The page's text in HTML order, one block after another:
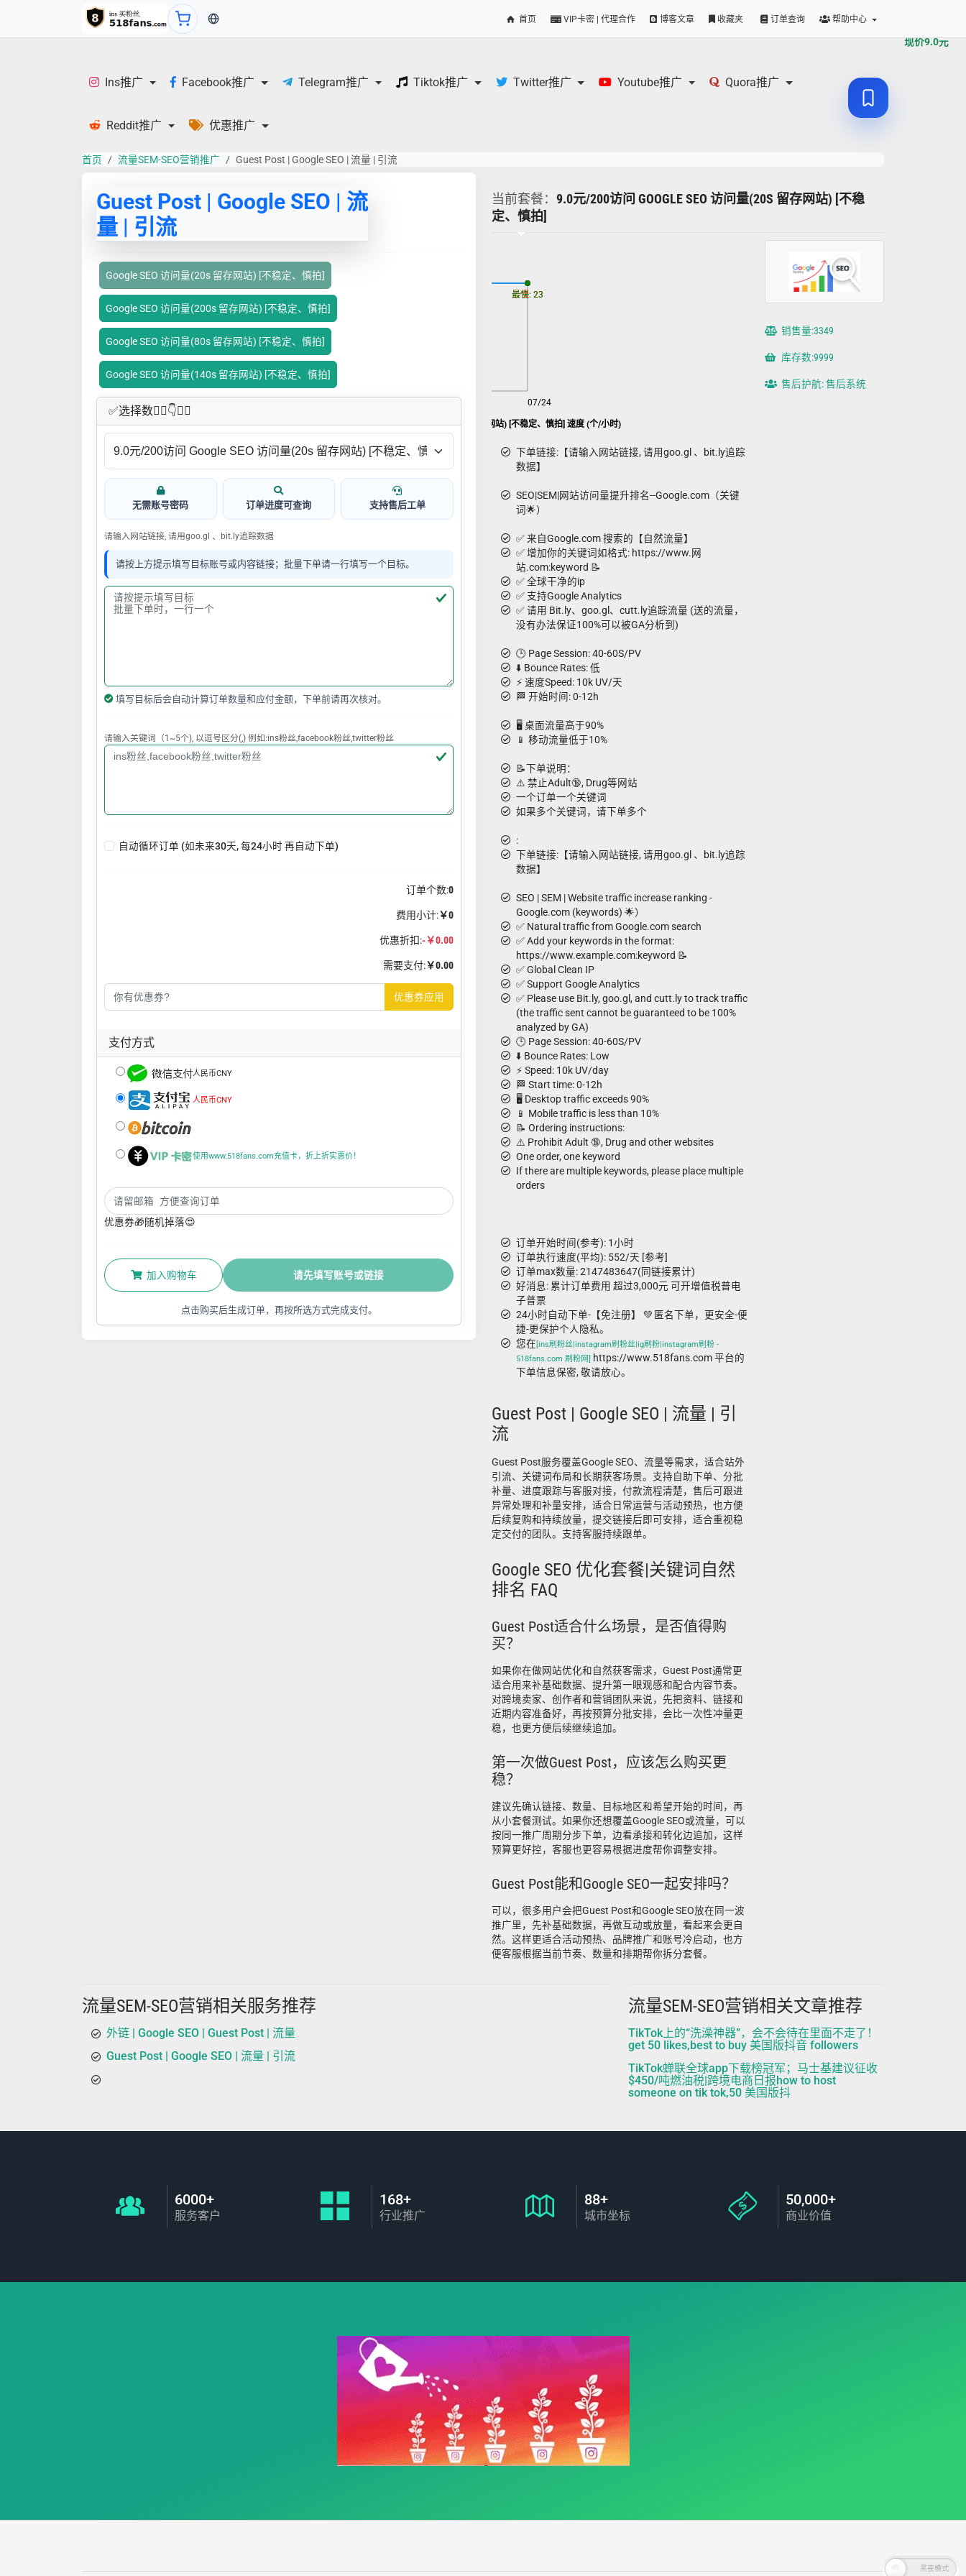
当前语言：中文 首页 VIP卡密 | 代理合作 博客文章 收藏夹 订单查询 帮助中心
Ins推广 Facebook推广 Telegram推广 Tiktok推广 Twitter推广 Youtube推广 Quora推广
Reddit推广 优惠推广
首页 流量SEM-SEO营销推广 Guest Post | Google SEO | 流量 | 引流
Guest Post | Google SEO | 流
量 | 引流
Google SEO 访问量(20s 留存网站) [不稳定、慎拍]
Google SEO 访问量(200s 留存网站) [不稳定、慎拍]
Google SEO 访问量(80s 留存网站) [不稳定、慎拍]
Google SEO 访问量(140s 留存网站) [不稳定、慎拍]
✅​选择数👇🏻​​👇👇🏻​​
无需账号密码 订单进度可查询 支持售后工单
请输入网站链接, 请用goo.gl 、bit.ly追踪数据
请按上方提示填写目标账号或内容链接；批量下单请一行填写一个目标。
填写目标后会自动计算订单数量和应付金额，下单前请再次核对。
请输入关键词（1~5个), 以逗号区分(,) 例如:ins粉丝,facebook粉丝,twitter粉丝
自动循环订单 (如未来30天, 每24小时 再自动下单)
订单个数:0
费用小计:￥0
优惠折扣:-￥0.00
需要支付:￥0.00
优惠券应用
支付方式
人民币CNY
人民币CNY
使用www.518fans.com充值卡，折上折实惠价！
优惠券🎁随机掉落😍
加入购物车 请先填写账号或链接
点击购买后生成订单，再按所选方式完成支付。
现价9.0元
当前套餐： 9.0元/200访问 GOOGLE SEO 访问量(20S 留存网站) [不稳
定、慎拍]
Google SEO 访问量(20s 留存网站) [不稳定、慎拍] 速度 (个/小时)
07/24
08/06
最慢: 23
最快: 23
下单链接:【请输入网站链接, 请用goo.gl 、bit.ly追踪
数据】
SEO|SEM|网站访问量提升排名--Google.com（关键
词🌟）
✅ 来自Google.com 搜索的【自然流量】
✅ 增加你的关键词如格式: https://www.网
站.com:keyword 📝
✅ 全球干净的ip
✅ 支持Google Analytics
✅ 请用 Bit.ly、goo.gl、cutt.ly追踪流量 (送的流量，
没有办法保证100%可以被GA分析到)
🕒 Page Session: 40-60S/PV
⬇️ Bounce Rates: 低
⚡️ 速度Speed: 10k UV/天
🏁 开始时间: 0-12h
🖥️ 桌面流量高于90%
📱 移动流量低于10%
📝下单说明：
⚠️ 禁止Adult🔞, Drug等网站
一个订单一个关键词
如果多个关键词，请下单多个
:
下单链接:【请输入网站链接, 请用goo.gl 、bit.ly追踪
数据】
SEO | SEM | Website traffic increase ranking -
Google.com (keywords) 🌟）
✅ Natural traffic from Google.com search
✅ Add your keywords in the format:
https://www.example.com:keyword 📝
✅ Global Clean IP
✅ Support Google Analytics
✅ Please use Bit.ly, goo.gl, and cutt.ly to track traffic
(the traffic sent cannot be guaranteed to be 100%
analyzed by GA)
🕒 Page Session: 40-60S/PV
⬇️ Bounce Rates: Low
⚡ Speed: 10k UV/day
🏁 Start time: 0-12h
🖥️ Desktop traffic exceeds 90%
📱 Mobile traffic is less than 10%
📝 Ordering instructions:
⚠️ Prohibit Adult 🔞, Drug and other websites
One order, one keyword
If there are multiple keywords, please place multiple
orders
订单开始时间(参考): 1小时
订单执行速度(平均): 552/天 [参考]
订单max数量: 2147483647(同链接累计)
好消息: 累计订单费用 超过3,000元 可开增值税普电
子普票
24小时自动下单-【免注册】 💚 匿名下单，更安全-便
捷-更保护个人隐私。
您在[ins刷粉丝|instagram刷粉丝|ig刷粉|instagram刷粉 -
518fans.com 刷粉网] https://www.518fans.com 平台的
下单信息保密, 敬请放心。
Guest Post | Google SEO | 流量 | 引
流
Guest Post服务覆盖Google SEO、流量等需求，适合站外
引流、关键词布局和长期获客场景。支持自助下单、分批
补量、进度跟踪与客服对接，付款流程清楚，售后可跟进
异常处理和补量安排，适合日常运营与活动预热，也方便
后续复购和持续放量，提交链接后即可安排，适合重视稳
定交付的团队。支持客服持续跟单。
Google SEO 优化套餐|关键词自然
排名 FAQ
Guest Post适合什么场景，是否值得购
买？
如果你在做网站优化和自然获客需求，Guest Post通常更
适合用来补基础数据、提升第一眼观感和配合内容节奏。
对跨境卖家、创作者和营销团队来说，先把资料、链接和
近期内容准备好，再按预算分批安排，会比一次性冲量更
稳，也更方便后续继续追加。
第一次做Guest Post，应该怎么购买更
稳？
建议先确认链接、数量、目标地区和希望开始的时间，再
从小套餐测试。如果你还想覆盖Google SEO或流量，可以
按同一推广周期分步下单，边看承接和转化边追加，这样
预算更好控，客服也更容易根据进度帮你调整安排。
Guest Post能和Google SEO一起安排吗？
可以，很多用户会把Guest Post和Google SEO放在同一波
推广里，先补基础数据，再做互动或放量，看起来会更自
然。这样更适合活动预热、品牌推广和账号冷启动，也方
便客服根据当前节奏、数量和排期帮你拆分套餐。
销售量:3349
库存数:9999
售后护航: 售后系统
流量SEM-SEO营销相关服务推荐
外链 | Google SEO | Guest Post | 流量
Guest Post | Google SEO | 流量 | 引流
流量SEM-SEO营销相关文章推荐
TikTok上的“洗澡神器”，会不会待在里面不走了！
get 50 likes,best to buy 美国版抖音 followers
TikTok蝉联全球app下载榜冠军；马士基建议征收
$450/吨燃油税|跨境电商日报how to host
someone on tik tok,50 美国版抖
6000+
服务客户
168+
行业推广
88+
城市坐标
50,000+
商业价值